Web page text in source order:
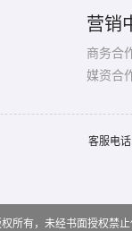
营销
商务合
媒资合
客服电
权所有，未经书面授权